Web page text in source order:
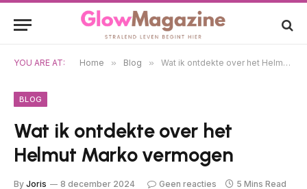
YOU ARE AT: Home » Blog » Wat ik ontdekte over het Helmut Marko vermogen
BLOG
Wat ik ontdekte over het
Helmut Marko vermogen
By Joris 8 december 2024 Geen reacties 5 Mins Read